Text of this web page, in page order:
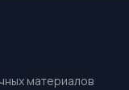
материалов